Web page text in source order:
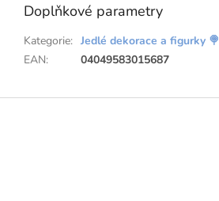
Doplňkové parametry
Kategorie: Jedlé dekorace a figurky 🍭
EAN: 04049583015687
Z